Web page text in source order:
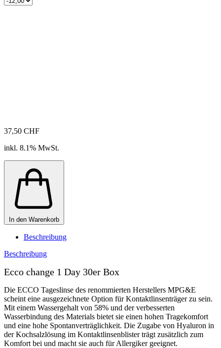
37,50 CHF
inkl. 8.1% MwSt.
In den Warenkorb
Beschreibung
Beschreibung
Ecco change 1 Day 30er Box
Die ECCO Tageslinse des renommierten Herstellers MPG&E
scheint eine ausgezeichnete Option für Kontaktlinsenträger zu sein.
Mit einem Wassergehalt von 58% und der verbesserten
Wasserbindung des Materials bietet sie einen hohen Tragekomfort
und eine hohe Spontanverträglichkeit. Die Zugabe von Hyaluron in
der Kochsalzlösung im Kontaktlinsenblister trägt zusätzlich zum
Komfort bei und macht sie auch für Allergiker geeignet.